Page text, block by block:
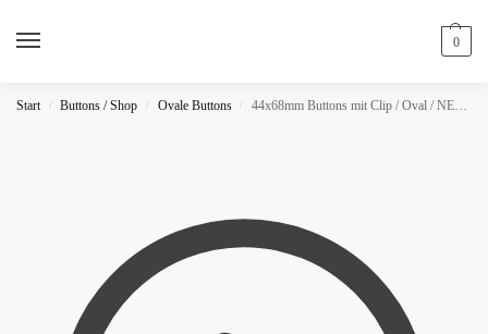
0
Start / Buttons / Shop / Ovale Buttons / 44x68mm Buttons mit Clip / Oval / NEON